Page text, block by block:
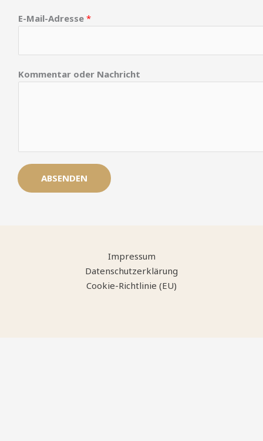
e
E-Mail-Adresse *
Kommentar oder Nachricht
ABSENDEN
Impressum
Datenschutzerklärung
Cookie-Richtlinie (EU)